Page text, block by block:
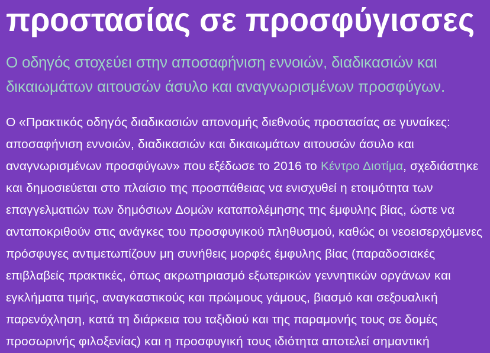
προστασίας σε προσφύγισσες
Ο οδηγός στοχεύει στην αποσαφήνιση εννοιών, διαδικασιών και
δικαιωμάτων αιτουσών άσυλο και αναγνωρισμένων προσφύγων.
Ο «Πρακτικός οδηγός διαδικασιών απονομής διεθνούς προστασίας σε γυναίκες:
αποσαφήνιση εννοιών, διαδικασιών και δικαιωμάτων αιτουσών άσυλο και
αναγνωρισμένων προσφύγων» που εξέδωσε το 2016 το Κέντρο Διοτίμα, σχεδιάστηκε
και δημοσιεύεται στο πλαίσιο της προσπάθειας να ενισχυθεί η ετοιμότητα των
επαγγελματιών των δημόσιων Δομών καταπολέμησης της έμφυλης βίας, ώστε να
ανταποκριθούν στις ανάγκες του προσφυγικού πληθυσμού, καθώς οι νεοεισερχόμενες
πρόσφυγες αντιμετωπίζουν μη συνήθεις μορφές έμφυλης βίας (παραδοσιακές
επιβλαβείς πρακτικές, όπως ακρωτηριασμό εξωτερικών γεννητικών οργάνων και
εγκλήματα τιμής, αναγκαστικούς και πρώιμους γάμους, βιασμό και σεξουαλική
παρενόχληση, κατά τη διάρκεια του ταξιδιού και της παραμονής τους σε δομές
προσωρινής φιλοξενίας) και η προσφυγική τους ιδιότητα αποτελεί σημαντική